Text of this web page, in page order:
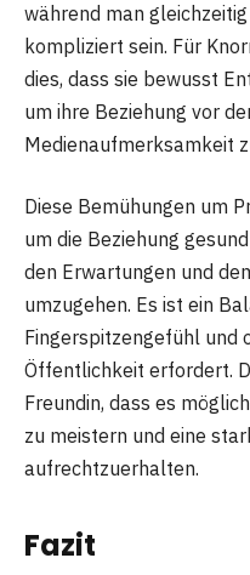
während man
kompliziert sein. Für
dies, dass sie bewusst
um ihre Beziehung vor
Medienaufmerksamkeit
Diese Bemühungen um
um die Beziehung
den Erwartungen und
umzugehen. Es ist ein
Fingerspitzengefühl und
Öffentlichkeit erfordert.
Freundin, dass es
zu meistern und eine
aufrechtzuerhalten.
Fazit